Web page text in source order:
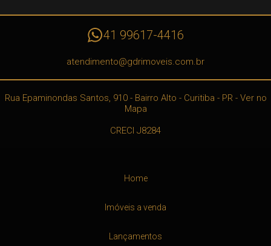
41 99617-4416
atendimento@gdrimoveis.com.br
Rua Epaminondas Santos, 910 - Bairro Alto - Curitiba - PR- Ver no
Mapa
CRECI J8284
Home
Imóveis a venda
Lançamentos